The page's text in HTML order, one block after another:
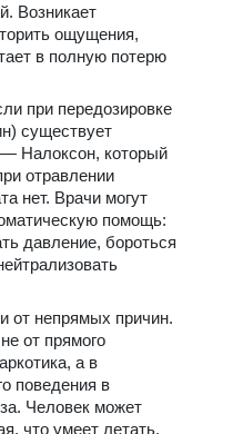
Возникает
ощущения,
в полную потерю
при передозировке
существует
Налоксон, который
отравлении
нет. Врачи могут
помощь:
давление, бороться
от непрямых причин.
от прямого
а в
поведения в
Человек может
что умеет летать,